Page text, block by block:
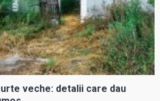
veche: detalii care dau